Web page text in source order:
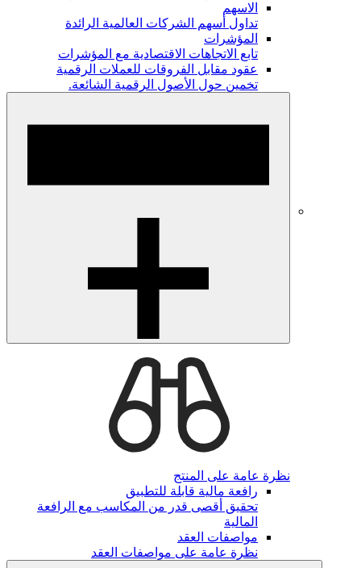
الاسهم
تداول أسهم الشركات العالمية الرائدة
المؤشرات
تابع الاتجاهات الاقتصادية مع المؤشرات
عقود مقابل الفروقات للعملات الرقمية
تخمين حول الأصول الرقمية الشائعة.
نظرة عامة على المنتج
رافعة مالية قابلة للتطبيق
تحقيق أقصى قدر من المكاسب مع الرافعة
المالية
مواصفات العقد
نظرة عامة على مواصفات العقد